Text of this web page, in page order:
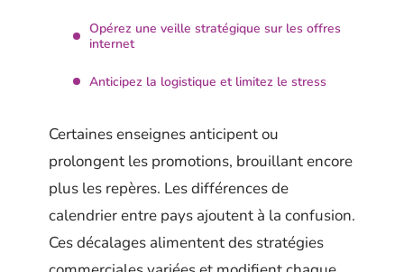
Opérez une veille stratégique sur les offres
internet
Anticipez la logistique et limitez le stress
Certaines enseignes anticipent ou
prolongent les promotions, brouillant encore
plus les repères. Les différences de
calendrier entre pays ajoutent à la confusion.
Ces décalages alimentent des stratégies